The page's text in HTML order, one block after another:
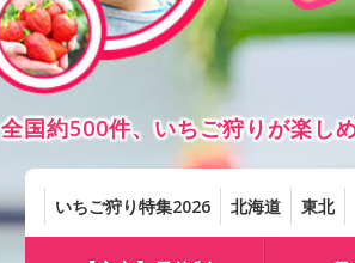
全国約500件、いちご狩りが楽し
いちご狩り特集2026 北海道 東北